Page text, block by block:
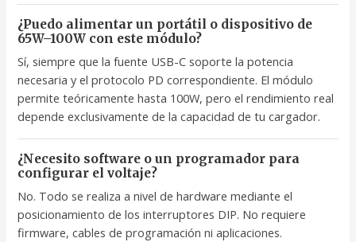
¿Puedo alimentar un portátil o dispositivo de
65W–100W con este módulo?
Sí, siempre que la fuente USB-C soporte la potencia
necesaria y el protocolo PD correspondiente. El módulo
permite teóricamente hasta 100W, pero el rendimiento real
depende exclusivamente de la capacidad de tu cargador.
¿Necesito software o un programador para
configurar el voltaje?
No. Todo se realiza a nivel de hardware mediante el
posicionamiento de los interruptores DIP. No requiere
firmware, cables de programación ni aplicaciones.